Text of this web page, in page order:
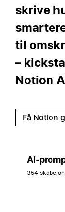
skrive
til
–
Notion
Få Notion
AI-
354